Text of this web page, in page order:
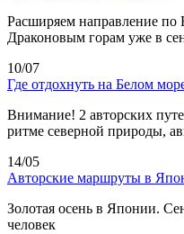
Расширяем направление
Драконовым горам уже в
10/07
Где отдохнуть на Белом
Внимание! 2 авторских
ритме северной природы,
14/05
Авторские маршруты в
Золотая осень в Японии.
человек